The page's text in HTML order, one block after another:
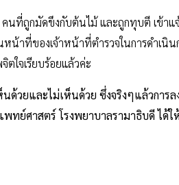
ที่ถูกมัดขึงกับต้นไม้ และถูกทุบตี เข้าแ
น้าที่ของเจ้าหน้าที่ตำรวจในการดำเนิ
ใจเรียบร้อยแล้วค่ะ
วยและไม่เห็นด้วย ซึ่งจริงๆแล้วการ
ทย์ศาสตร์ โรงพยาบาลรามาธิบดี ได้ใ